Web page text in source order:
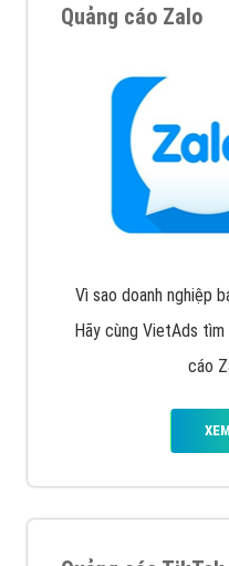
Quảng cáo Zalo
Vì sao doanh nghiệp
Hãy cùng VietAds
cáo